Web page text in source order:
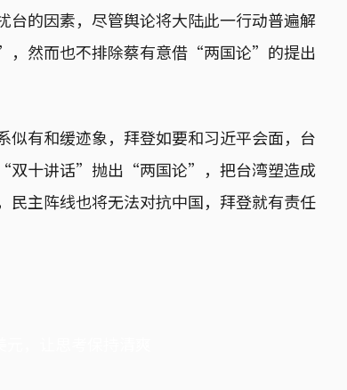
台的因素，尽管舆论将大陆此一行动普遍解
，然而也不排除蔡有意借“两国论”的提出
似有和缓迹象，拜登如要和习近平会面，台
双十讲话”抛出“两国论”，把台湾塑造成
民主阵线也将无法对抗中国，拜登就有责任